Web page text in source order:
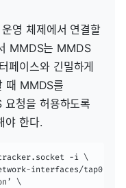
영 체제에서 연결할
MMDS는 MMDS
페이스와 긴밀하게
때 MMDS를
청을 허용하도록
야 한다.
-i \
interfaces/tap0’ \
\